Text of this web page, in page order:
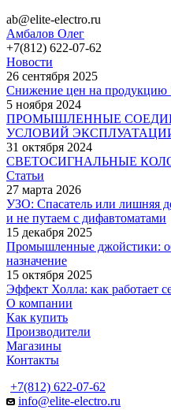
ab@elite-electro.ru
Амбалов Олег
+7(812) 622-07-62
Новости
26 сентября 2025
Снижение цен на
5 ноября 2024
ПРОМЫШЛЕННЫЕ
УСЛОВИЙ ЭКСПЛУАТАЦИИ
31 октября 2024
СВЕТОСИГНАЛЬНЫЕ
Статьи
27 марта 2026
УЗО: Спасатель или лишняя
и не путаем с дифавтоматами
15 декабря 2025
Промышленные джойстики:
назначение
15 октября 2025
Эффект Холла: как работает
О компании
Как купить
Производители
Магазины
Контакты
+7(812) 622-07-62
info@elite-electro.ru